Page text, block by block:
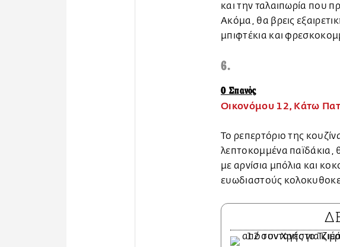
και την ταλαιπωρία που
Ακόμα, θα βρεις
μπιφτέκια και
6.
Ο Σπανός
Οικονόμου 12, Κάτω
Το ρεπερτόριο της
λεπτοκομμένα παϊδάκια,
με αρνίσια μπόλια και
ευωδιαστούς